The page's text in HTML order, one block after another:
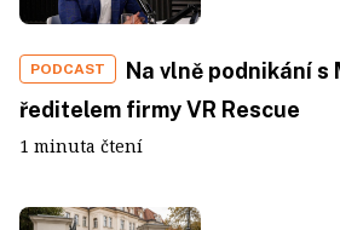
PODCAST
Na vlně podnikání s
ředitelem firmy VR Rescue
1 minuta čtení